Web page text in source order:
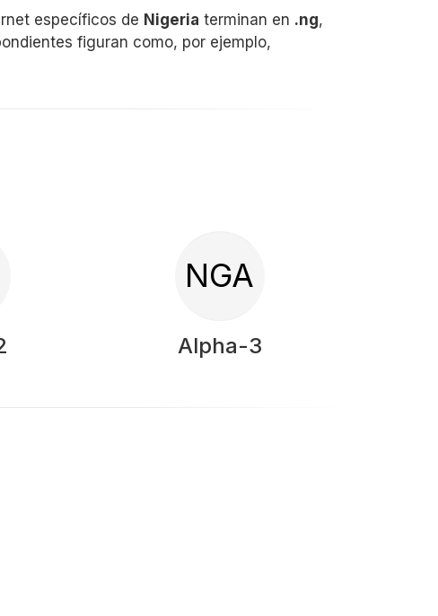
específicos de Nigeria terminan en .ng,
figuran como, por ejemplo,
NGA
Alpha-3